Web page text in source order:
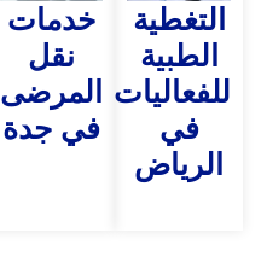
التغطية
الطبية
للفعاليات
في
الرياض
خدمات
نقل
المرضى
في جدة